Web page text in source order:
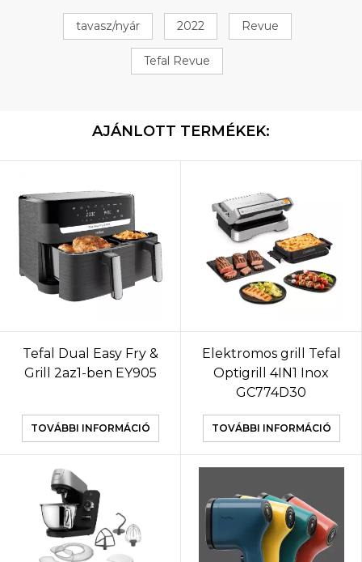
tavasz/nyár 2022 Revue
Tefal Revue
AJÁNLOTT TERMÉKEK:
Tefal Dual Easy Fry &
Grill 2az1-ben EY905
TOVÁBBI INFORMÁCIÓ
Elektromos grill Tefal
Optigrill 4IN1 Inox
GC774D30
TOVÁBBI INFORMÁCIÓ